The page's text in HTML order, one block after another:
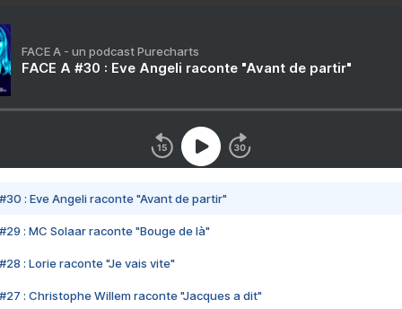
FACE A - un podcast Purecharts
FACE A #30 : Eve Angeli raconte "Avant de partir"
#30 : Eve Angeli raconte "Avant de partir"
#29 : MC Solaar raconte "Bouge de là"
#28 : Lorie raconte "Je vais vite"
#27 : Christophe Willem raconte "Jacques a dit"